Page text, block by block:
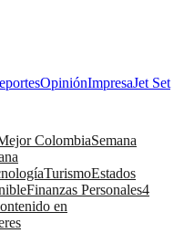
OpiniónImpresaJet Set
ColombiaSemana
TurismoEstados
Finanzas Personales4
en